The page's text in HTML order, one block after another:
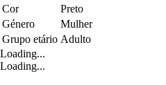
Cor
Preto
Género
Mulher
Grupo etário Adulto
Loading...
Loading...